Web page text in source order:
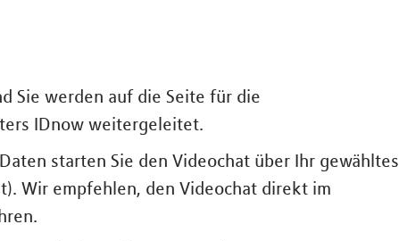
Sie werden auf die Seite für die
IDnow weitergeleitet.
starten Sie den Videochat über Ihr gewähltes
Wir empfehlen, den Videochat direkt im